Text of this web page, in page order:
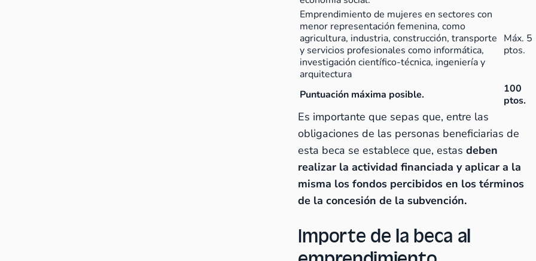
Emprendimiento de mujeres en sectores con
menor representación femenina, como
agricultura, industria, construcción, transporte
y servicios profesionales como informática,
investigación científico-técnica, ingeniería y
arquitectura
Máx. 5
ptos.
Puntuación máxima posible.
100
ptos.
Es importante que sepas que, entre las
obligaciones de las personas beneficiarias de
esta beca se establece que, estasdeben
realizar la actividad financiada y aplicar a la
misma los fondos percibidos en los términos
de la concesión de la subvención.
Importe de la beca al